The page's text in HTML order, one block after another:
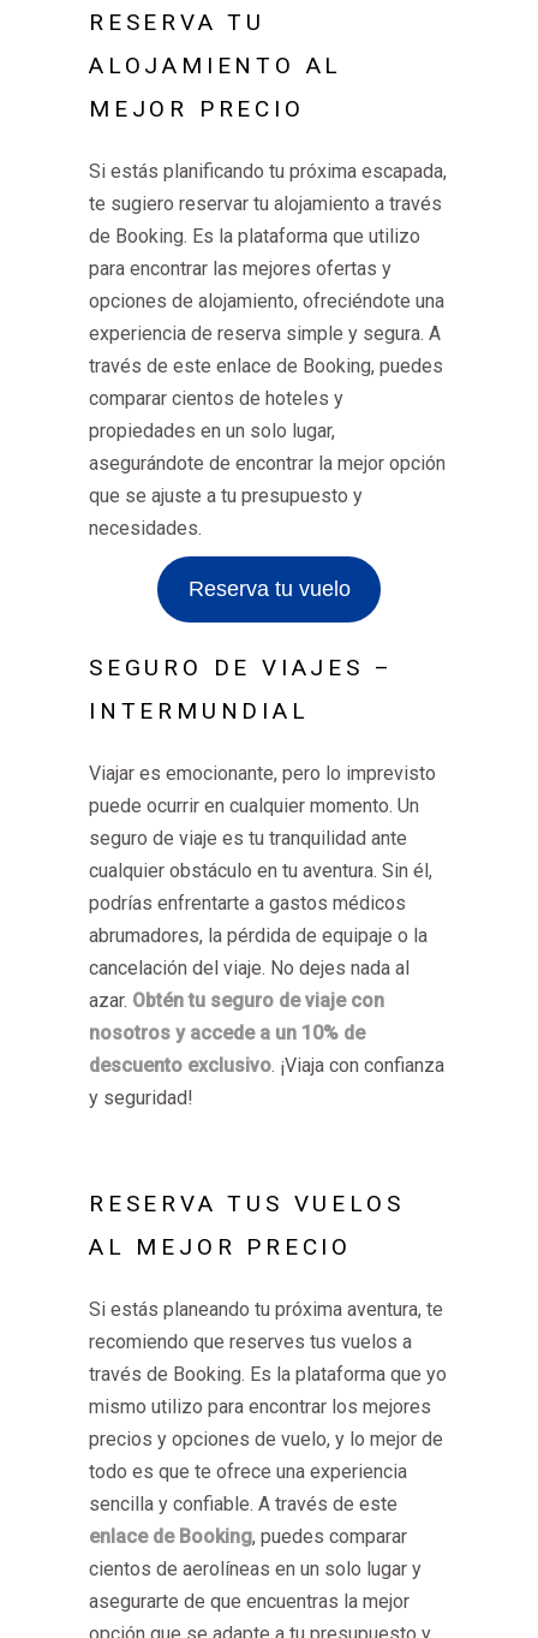
RESERVA TU
ALOJAMIENTO AL
MEJOR PRECIO
Si estás planificando tu próxima escapada,
te sugiero reservar tu alojamiento a través
de Booking. Es la plataforma que utilizo
para encontrar las mejores ofertas y
opciones de alojamiento, ofreciéndote una
experiencia de reserva simple y segura. A
través de este enlace de Booking, puedes
comparar cientos de hoteles y
propiedades en un solo lugar,
asegurándote de encontrar la mejor opción
que se ajuste a tu presupuesto y
necesidades.
Reserva tu vuelo
SEGURO DE VIAJES –
INTERMUNDIAL
Viajar es emocionante, pero lo imprevisto
puede ocurrir en cualquier momento. Un
seguro de viaje es tu tranquilidad ante
cualquier obstáculo en tu aventura. Sin él,
podrías enfrentarte a gastos médicos
abrumadores, la pérdida de equipaje o la
cancelación del viaje. No dejes nada al
azar. Obtén tu seguro de viaje con
nosotros y accede a un 10% de
descuento exclusivo. ¡Viaja con confianza
y seguridad!
RESERVA TUS VUELOS
AL MEJOR PRECIO
Si estás planeando tu próxima aventura, te
recomiendo que reserves tus vuelos a
través de Booking. Es la plataforma que yo
mismo utilizo para encontrar los mejores
precios y opciones de vuelo, y lo mejor de
todo es que te ofrece una experiencia
sencilla y confiable. A través de este
enlace de Booking, puedes comparar
cientos de aerolíneas en un solo lugar y
asegurarte de que encuentras la mejor